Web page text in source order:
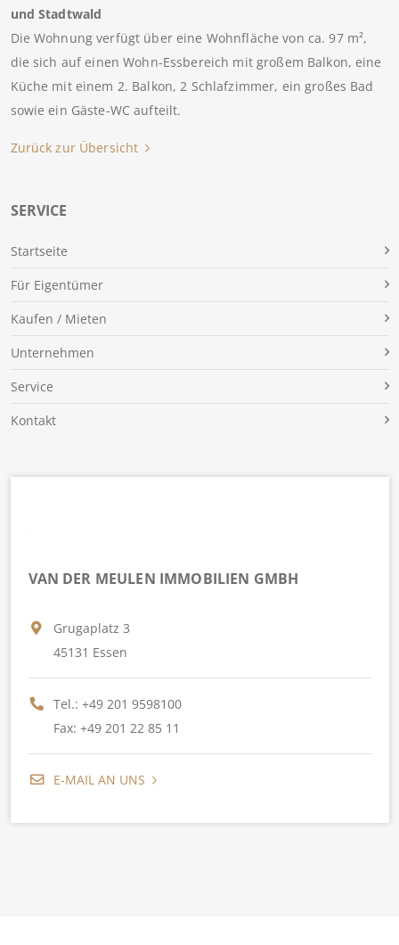
SERVICE
Für Eigentümer
Kaufen / Mieten
Unternehmen
Service
Kontakt
VAN DER MEULEN IMMOBILIEN GMBH
Grugaplatz 3
45131 Essen
Tel.: +49 201 9598100
Fax: +49 201 22 85 11
E-MAIL AN UNS
und Stadtwald
Die Wohnung verfügt über eine Wohnfläche von ca. 97 m²,
die sich auf einen Wohn-Essbereich mit großem Balkon, eine
Küche mit einem 2. Balkon, 2 Schlafzimmer, ein großes Bad
sowie ein Gäste-WC aufteilt.
Zurück zur Übersicht